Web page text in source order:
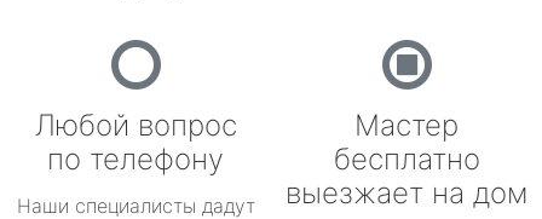
Любой вопрос
по телефону
Наши специалисты дадут
Мастер
бесплатно
выезжает на дом